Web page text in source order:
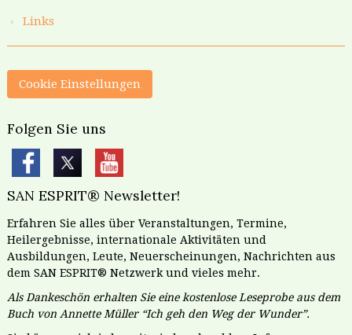
Links
Cookie Einstellungen
Folgen Sie uns
SAN ESPRIT® Newsletter!
Erfahren Sie alles über Veranstaltungen, Termine,
Heilergebnisse, internationale Aktivitäten und
Ausbildungen, Leute, Neuerscheinungen, Nachrichten aus
dem SAN ESPRIT® Netzwerk und vieles mehr.
Als Dankeschön erhalten Sie eine kostenlose Leseprobe aus dem
Buch von Annette Müller “Ich geh den Weg der Wunder”.